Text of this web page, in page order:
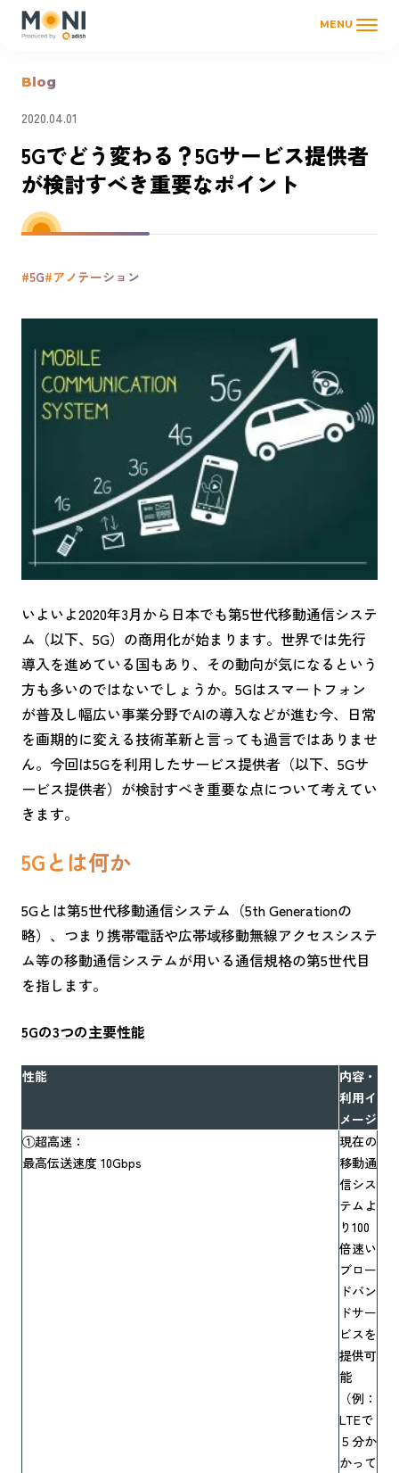
MENU
Blog
2020.04.01
5Gでどう変わる？5Gサービス提供者
が検討すべき重要なポイント
#5G#アノテーション
いよいよ2020年3月から日本でも第5世代移動通信システ
ム（以下、5G）の商用化が始まります。世界では先行
導入を進めている国もあり、その動向が気になるという
方も多いのではないでしょうか。5Gはスマートフォン
が普及し幅広い事業分野でAIの導入などが進む今、日常
を画期的に変える技術革新と言っても過言ではありませ
ん。今回は5Gを利用したサービス提供者（以下、5Gサ
ービス提供者）が検討すべき重要な点について考えてい
きます。
5Gとは何か
5Gとは第5世代移動通信システム（5th Generationの
略）、つまり携帯電話や広帯域移動無線アクセスシステ
ム等の移動通信システムが用いる通信規格の第5世代目
を指します。
5Gの3つの主要性能
性能
内容・
利用イ
メージ
①超高速：
最高伝送速度 10Gbps
現在の
移動通
信シス
テムよ
り100
倍速い
ブロー
ドバン
ドサー
ビスを
提供可
能
（例：
LTEで
５分か
かって